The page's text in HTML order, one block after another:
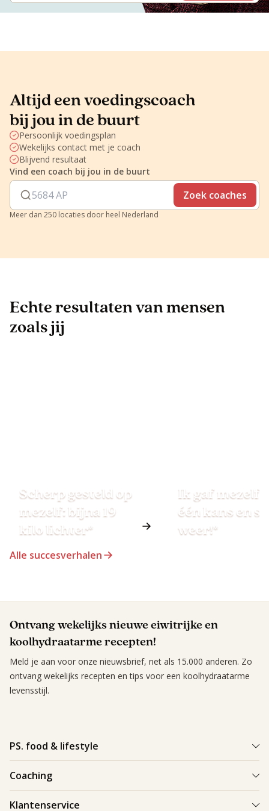
Altijd een voedingscoach
bij jou in de buurt
Persoonlijk voedingsplan
Wekelijks contact met je coach
Blijvend resultaat
Vind een coach bij jou in de buurt
Zoek coaches
Meer dan 250 locaties door heel Nederland
Echte resultaten van mensen
zoals jij
Scherp gesteld op
mezelf: bijna 19
kilo lichter*
Ik gaf mezelf
één kans en
weer!*
Alle succesverhalen
Ontvang wekelijks nieuwe eiwitrijke en
koolhydraatarme recepten!
Meld je aan voor onze nieuwsbrief, net als 15.000 anderen. Zo
ontvang wekelijks recepten en tips voor een koolhydraatarme
levensstijl.
PS. food & lifestyle
Re-boost pakket
Coaching
Klantenservice